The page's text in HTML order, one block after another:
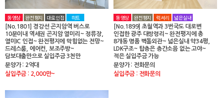
동영상 완전평지 대로인접 히트
[No.1801] 경강선 곤지암역 버스로
10분이내 역세권 곤지암 열미리~ 정류장,
열미IC 인접~ 완전평지에 막힘없는 전망~
드레스룸, 에어컨, 보조주방~
담보대출만으로 실입주금 3천만
분양가 : 2억대
실입주금 : 2,000만~
동영상 완전평지 럭셔리 넓은실내
[No.1899] 초월역과 3번국도 대로변
인접한 광주 대쌍령리~ 완전평지에 총
8개동 명품 벽돌외관~ 넓은실내 약34평,
LDK구조~ 탑층은 층간소음 없는 고야~
적은 실입주금 가능
분양가 : 전화문의
실입주금 : 전화문의